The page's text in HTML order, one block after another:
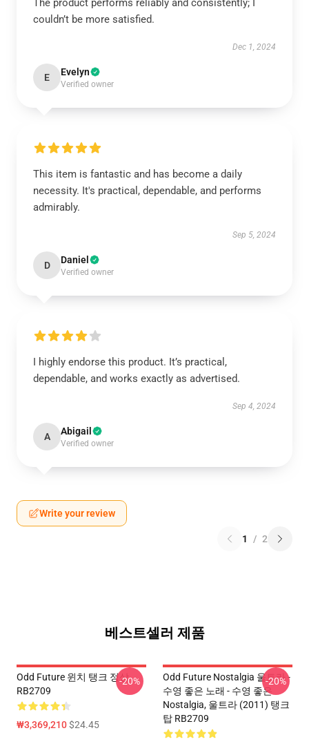
The product performs reliably and consistently; I
couldn’t be more satisfied.
Dec 1, 2024
E Evelyn
Verified owner
This item is fantastic and has become a daily
necessity. It's practical, dependable, and performs
admirably.
Sep 5, 2024
D Daniel
Verified owner
I highly endorse this product. It’s practical,
dependable, and works exactly as advertised.
Sep 4, 2024
A Abigail
Verified owner
Write your review
1 / 2
베스트셀러 제품
Odd Future 윈치 탱크 정상
RB2709
₩3,369,210$24.45
-20%
Odd Future Nostalgia 울트라 -
수영 좋은 노래 - 수영 좋은
Nostalgia, 울트라 (2011) 탱크
탑 RB2709
-20%